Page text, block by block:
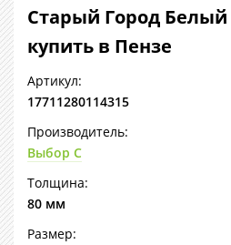
Старый Город Белый
купить в Пензе
Артикул:
17711280114315
Производитель:
Выбор С
Толщина:
80 мм
Размер: